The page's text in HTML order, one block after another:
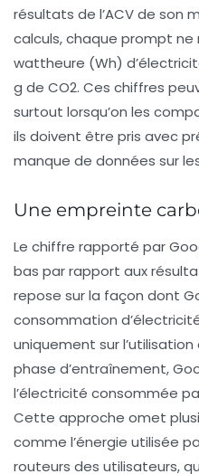
résultats de l’ACV de son
calculs, chaque prompt
wattheure (Wh)
g de CO2. Ces chiffres
surtout lorsqu’on les
ils doivent être pris avec
manque de données sur
Une empreinte
Le chiffre rapporté par
bas par rapport aux
repose sur la façon dont
consommation
uniquement sur
phase d’entraînement,
l’électricité consommée
Cette approche omet
comme l’énergie utilisée
routeurs des utilisateurs,